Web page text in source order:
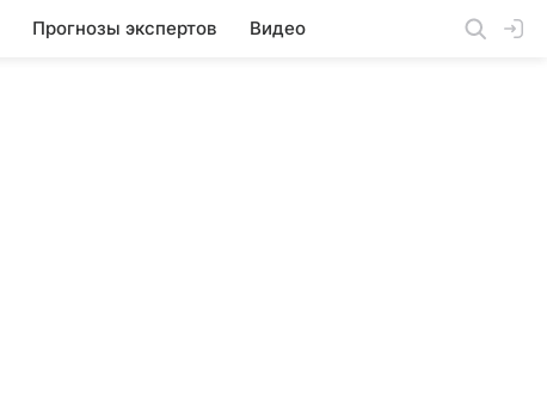
Прогнозы экспертов Видео